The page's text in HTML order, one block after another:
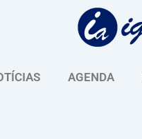
AGENDA